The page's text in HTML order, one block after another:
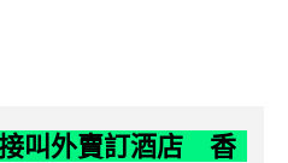
叫外賣訂酒店 香